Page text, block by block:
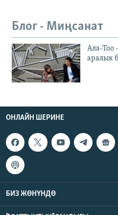
Блог - Миңсанат
Ала-Тоо
аралык
ОНЛАЙН ШЕРИНЕ
БИЗ ЖӨНҮНДӨ